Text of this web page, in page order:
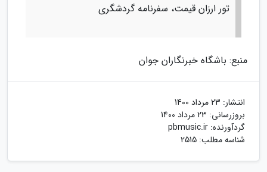
تور ارزان قیمت، سفرنامه گردشگری
منبع: باشگاه خبرنگاران جوان
انتشار: 23 مرداد 1400
بروزرسانی: 23 مرداد 1400
گردآورنده: pbmusic.ir
شناسه مطلب: 2515